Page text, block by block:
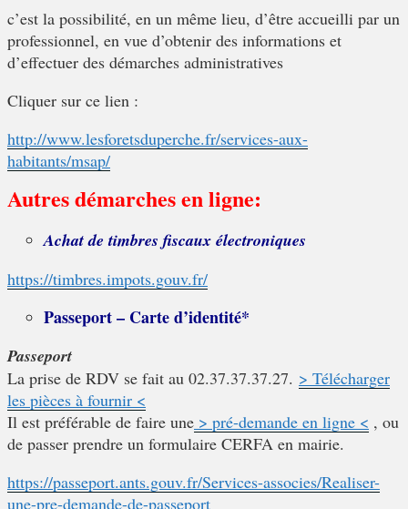
c’est la possibilité, en un même lieu, d’être accueilli par un
professionnel, en vue d’obtenir des informations et
d’effectuer des démarches administratives
Cliquer sur ce lien :
http://www.lesforetsduperche.fr/services-aux-
habitants/msap/
Autres démarches en ligne:
Achat de timbres fiscaux électroniques
https://timbres.impots.gouv.fr/
Passeport – Carte d’identité*
Passeport
La prise de RDV se fait au 02.37.37.37.27. > Télécharger
les pièces à fournir <
Il est préférable de faire une > pré-demande en ligne < , ou
de passer prendre un formulaire CERFA en mairie.
https://passeport.ants.gouv.fr/Services-associes/Realiser-
une-pre-demande-de-passeport